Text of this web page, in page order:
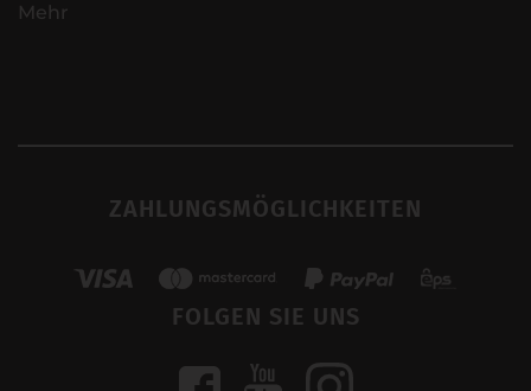
Mehr
ZAHLUNGSMÖGLICHKEITEN
FOLGEN SIE UNS